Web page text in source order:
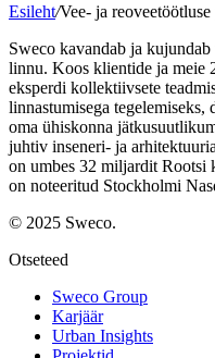
Esileht/Vee- ja
Sweco kavandab ja
linnu. Koos klientide ja meie
eksperdi kollektiivsete
linnastumisega tegelemiseks,
oma ühiskonna
juhtiv inseneri- ja
on umbes 32 miljardit
on noteeritud Stockholmi
© 2025 Sweco.
Otseteed
Sweco Group
Karjäär
Urban Insights